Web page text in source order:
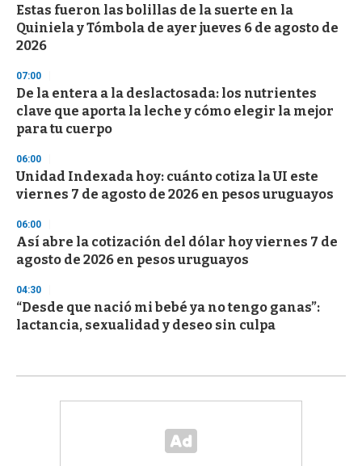
Estas fueron las bolillas de la suerte en la
Quiniela y Tómbola de ayer jueves 6 de agosto de
2026
07:00
De la entera a la deslactosada: los nutrientes
clave que aporta la leche y cómo elegir la mejor
para tu cuerpo
06:00
Unidad Indexada hoy: cuánto cotiza la UI este
viernes 7 de agosto de 2026 en pesos uruguayos
06:00
Así abre la cotización del dólar hoy viernes 7 de
agosto de 2026 en pesos uruguayos
04:30
“Desde que nació mi bebé ya no tengo ganas”:
lactancia, sexualidad y deseo sin culpa